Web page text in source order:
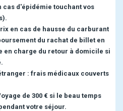
cas d'épidémie touchant vos
en cas de hausse du carburant
du rachat de billet en
en charge du retour à domicile si
: frais médicaux couverts
de 300 € si le beau temps
votre séjour.